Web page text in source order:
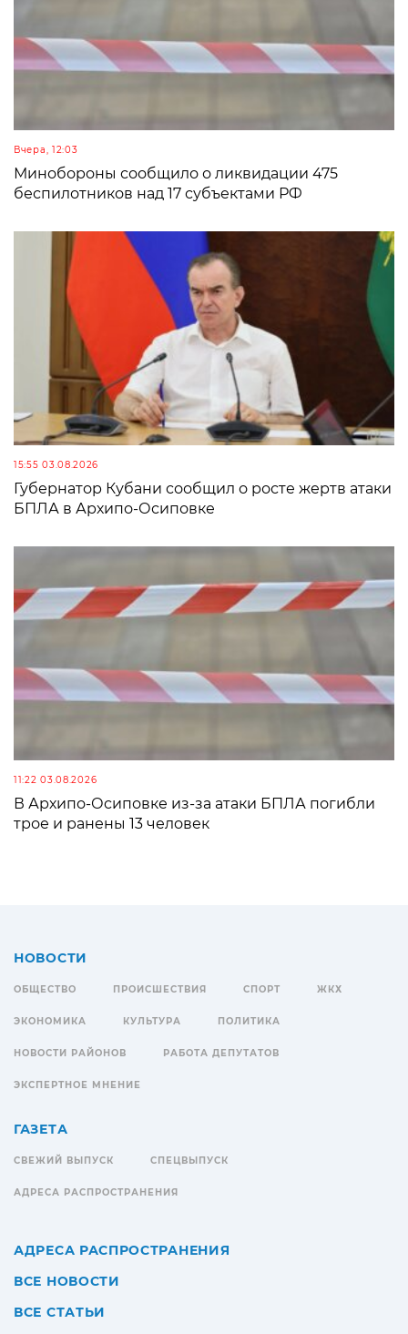
Вчера, 12:03
Минобороны сообщило о ликвидации 475
беспилотников над 17 субъектами РФ
15:55 03.08.2026
Губернатор Кубани сообщил о росте жертв атаки
БПЛА в Архипо-Осиповке
11:22 03.08.2026
В Архипо-Осиповке из-за атаки БПЛА погибли
трое и ранены 13 человек
НОВОСТИ
ОБЩЕСТВО ПРОИСШЕСТВИЯ СПОРТ ЖКХ
ЭКОНОМИКА КУЛЬТУРА ПОЛИТИКА
НОВОСТИ РАЙОНОВ РАБОТА ДЕПУТАТОВ
ЭКСПЕРТНОЕ МНЕНИЕ
ГАЗЕТА
СВЕЖИЙ ВЫПУСК СПЕЦВЫПУСК
АДРЕСА РАСПРОСТРАНЕНИЯ
АДРЕСА РАСПРОСТРАНЕНИЯ
ВСЕ НОВОСТИ
ВСЕ СТАТЬИ